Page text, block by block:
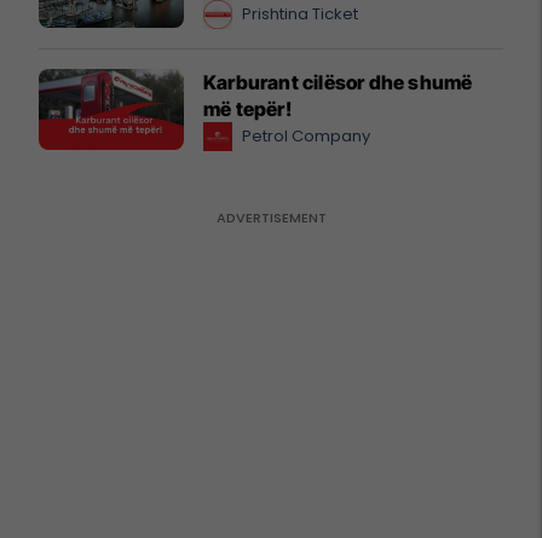
Prishtina Ticket
Karburant cilësor dhe shumë
më tepër!
Petrol Company